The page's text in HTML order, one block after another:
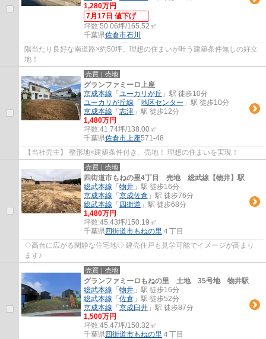
1,280万円
7月17日 値下げ
坪数:50.06坪/165.52㎡
千葉県佐倉市石川
陽当たり良好な南道路×約50坪。理想の住まいが叶う建築条件無しの好立
地！
売買｜売地
グランファミーロ上座
京成本線 「 ユーカリが丘 」駅 徒歩10分
ユーカリが丘線 「 地区センター 」駅 徒歩10分
京成本線 「 志津 」駅 徒歩12分
1,480万円
坪数:41.74坪/138.00㎡
千葉県佐倉市上座571-48
【当社売主】 整形地×建築条件付き、売地！ 理想の住まいを実現！
売買｜売地
四街道市もねの里4丁目 売地 総武線【物井】駅
総武本線 「 物井 」駅 徒歩16分
京成本線 「 京成佐倉 」駅 徒歩76分
総武本線 「 四街道 」駅 徒歩68分
1,480万円
坪数:45.43坪/150.19㎡
千葉県四街道市もねの里 ４丁目
◇高台に広がる閑静な住宅地◇ 建売住戸も見学可能でイメージが高まり
ます♪
売買｜売地
グランファミーロもねの里 土地 35号地 物井駅
総武本線 「 物井 」駅 徒歩16分
総武本線 「 佐倉 」駅 徒歩52分
京成本線 「 京成臼井 」駅 徒歩87分
1,500万円
坪数:45.47坪/150.32㎡
千葉県四街道市もねの里 ４丁目